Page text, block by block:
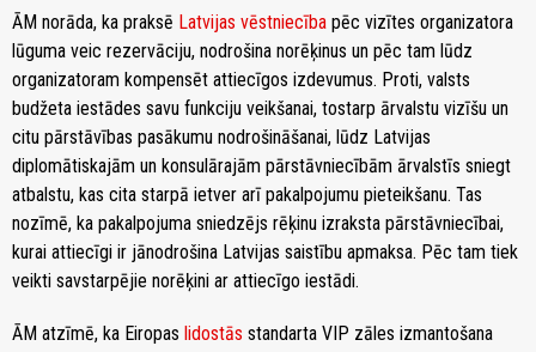
ĀM norāda, ka praksē Latvijas vēstniecība pēc vizītes organizatora
lūguma veic rezervāciju, nodrošina norēķinus un pēc tam lūdz
organizatoram kompensēt attiecīgos izdevumus. Proti, valsts
budžeta iestādes savu funkciju veikšanai, tostarp ārvalstu vizīšu un
citu pārstāvības pasākumu nodrošināšanai, lūdz Latvijas
diplomātiskajām un konsulārajām pārstāvniecībām ārvalstīs sniegt
atbalstu, kas cita starpā ietver arī pakalpojumu pieteikšanu. Tas
nozīmē, ka pakalpojuma sniedzējs rēķinu izraksta pārstāvniecībai,
kurai attiecīgi ir jānodrošina Latvijas saistību apmaksa. Pēc tam tiek
veikti savstarpējie norēķini ar attiecīgo iestādi.
ĀM atzīmē, ka Eiropas lidostās standarta VIP zāles izmantošana